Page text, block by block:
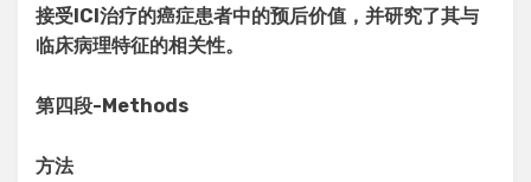
接受ICI治疗的癌症患者中的预后价值，并研究了其与
临床病理特征的相关性。
第四段-Methods
方法